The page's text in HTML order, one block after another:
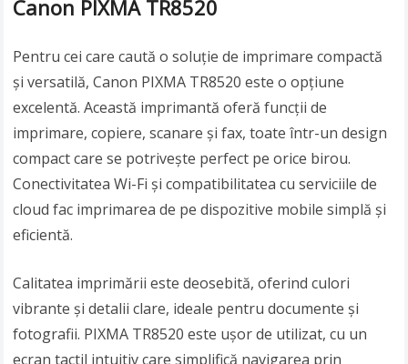
Canon PIXMA TR8520
Pentru cei care caută o soluție de imprimare compactă
și versatilă, Canon PIXMA TR8520 este o opțiune
excelentă. Această imprimantă oferă funcții de
imprimare, copiere, scanare și fax, toate într-un design
compact care se potrivește perfect pe orice birou.
Conectivitatea Wi-Fi și compatibilitatea cu serviciile de
cloud fac imprimarea de pe dispozitive mobile simplă și
eficientă.
Calitatea imprimării este deosebită, oferind culori
vibrante și detalii clare, ideale pentru documente și
fotografii. PIXMA TR8520 este ușor de utilizat, cu un
ecran tactil intuitiv care simplifică navigarea prin